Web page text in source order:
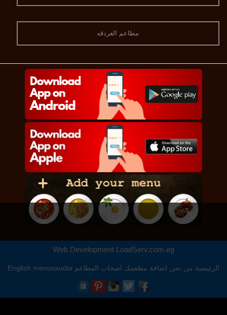
مطاعم الغردقه
Web Development LoadServ.com.eg
الرئيسية من نحن اضافة مطعمك اصحاب المطاعم menusaudia
English